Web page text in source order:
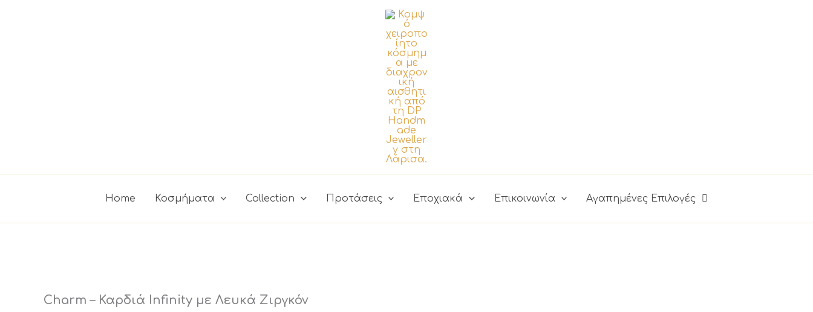
Home Κοσμήματα Collection Προτάσεις Εποχιακά Επικοινωνία Αγαπημένες Επιλογές
Charm – Καρδιά Infinity με Λευκά Ζιργκόν